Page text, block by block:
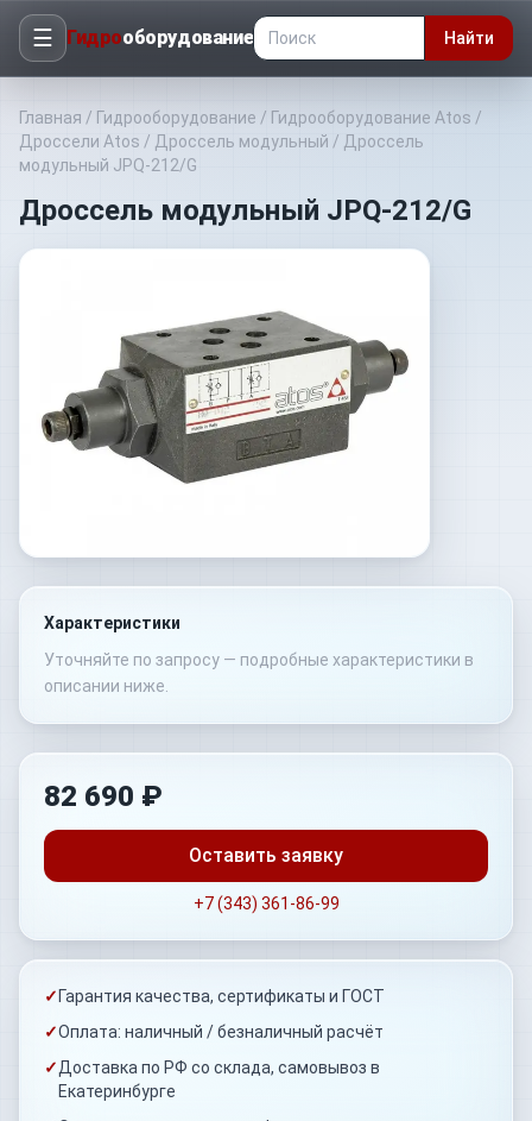
☰ Гидрооборудование Найти
Главная / Гидрооборудование / Гидрооборудование Atos /
Дроссели Atos / Дроссель модульный / Дроссель
модульный JPQ-212/G
Дроссель модульный JPQ-212/G
Характеристики
Уточняйте по запросу — подробные характеристики в
описании ниже.
82 690 ₽
Оставить заявку
+7 (343) 361-86-99
✓ Гарантия качества, сертификаты и ГОСТ
✓Оплата: наличный / безналичный расчёт
✓Доставка по РФ со склада, самовывоз в
Екатеринбурге